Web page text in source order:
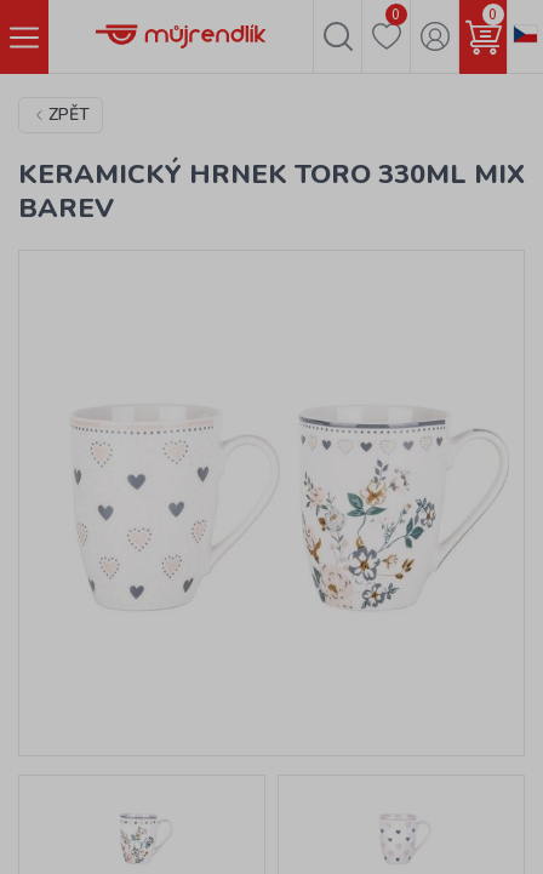
0 0
ZPĚT
KERAMICKÝ HRNEK TORO 330ML MIX
BAREV